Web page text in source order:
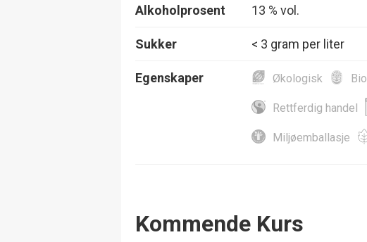
Alkoholprosent 13 % vol.
Sukker < 3 gram per liter
Egenskaper Økologisk
Rettferdig handel
Miljøemballasje
Events
Kommende Kurs